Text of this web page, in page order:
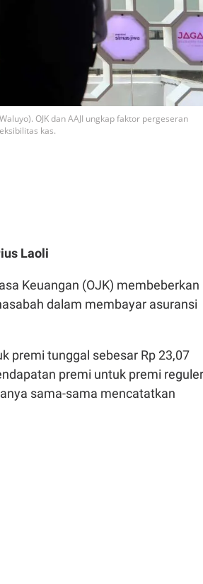
OJK dan AAJI ungkap faktor pergeseran
kas.
Laoli
Keuangan (OJK) membeberkan
dalam membayar asuransi
premi tunggal sebesar Rp 23,07
premi untuk premi reguler
sama-sama mencatatkan